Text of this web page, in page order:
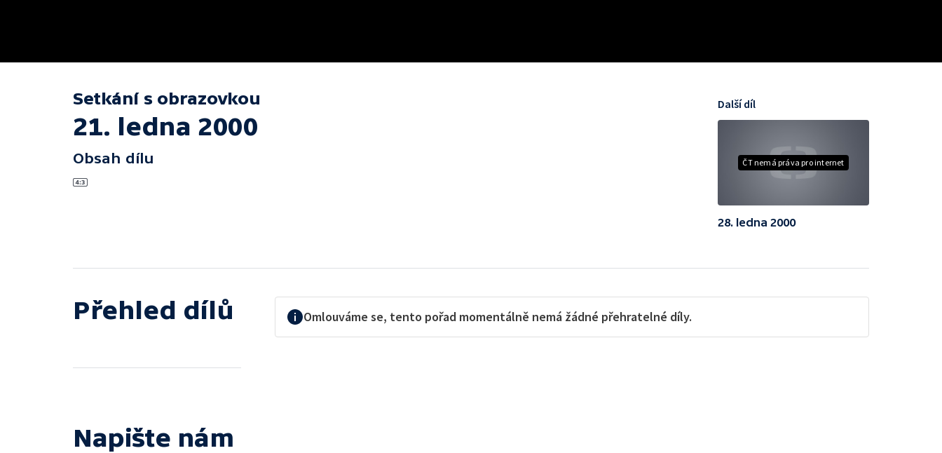
Setkání s obrazovkou
21. ledna 2000
Obsah dílu ČT nemá práva pro internet
Další díl
28. ledna 2000
Přehled dílů Omlouváme se, tento pořad momentálně nemá žádné přehratelné díly.
Napište nám